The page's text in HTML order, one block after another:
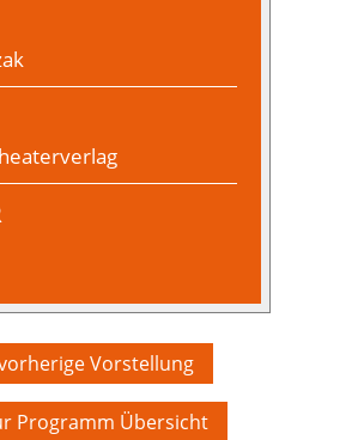
Vorstellung
Programm Übersicht